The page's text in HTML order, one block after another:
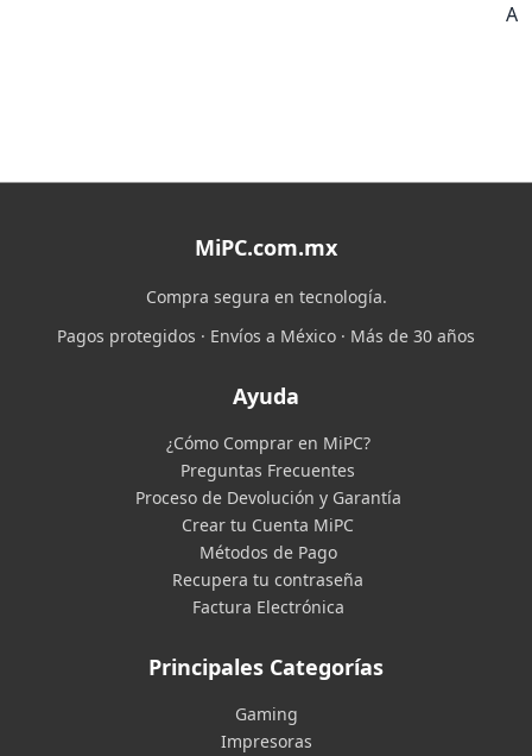
MiPC.com.mx
Compra segura en tecnología.
Pagos protegidos · Envíos a México · Más de 30 años
Ayuda
¿Cómo Comprar en MiPC?
Preguntas Frecuentes
Proceso de Devolución y Garantía
Crear tu Cuenta MiPC
Métodos de Pago
Recupera tu contraseña
Factura Electrónica
Principales Categorías
Gaming
Impresoras